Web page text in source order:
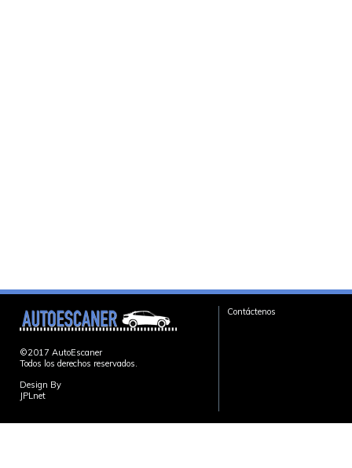
©2017 AutoEscaner
Todos los derechos reservados.
Design By
JPLnet
Contáctenos